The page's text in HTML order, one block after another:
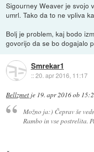
Sigourney Weaver je svojo
umrl. Tako da to ne vpliva
Bolj je problem, kaj bodo
govorijo da se bo dogajalo
Smrekar1
::20. apr 2016, 11:17
Bellzmet je 19. apr 2016 ob
Možno ja:) Čeprav še
Rambo in vse postrelita.